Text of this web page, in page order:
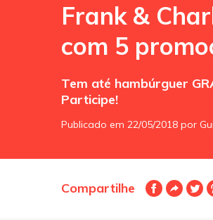
Frank &
com 5
Tem até hambúrguer
Participe!
Publicado em 22/05/2018 por
Compartilhe